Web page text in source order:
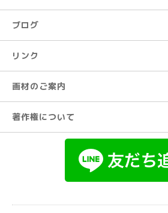
ブログ
リンク
画材のご案内
著作権について